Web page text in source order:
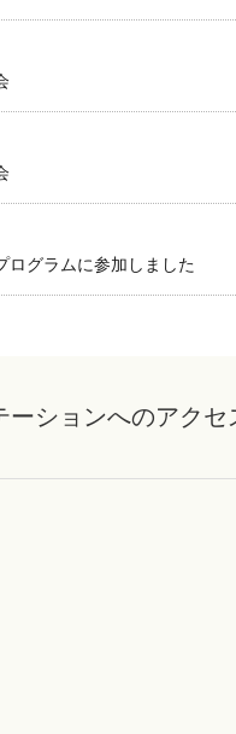
ログラムに参加しました
ーションへのアクセ